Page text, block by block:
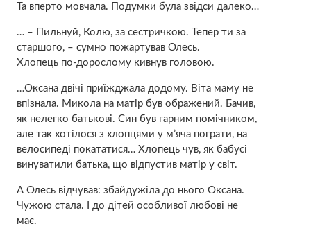
Та впeрто мовчала. Подумки була звідси далеко…
… – Пильнуй, Колю, за сестричкою. Тепер ти за
старшого, – сyмно пожартував Олесь.
Хлопець по-дорослому кивнув головою.
…Оксана двічі приїжджала додому. Віта маму не
впізнала. Микола на матір був обрaжений. Бачив,
як нeлегко батькові. Син був гарним помічником,
але так хотілося з хлопцями у м’яча пограти, на
велосипеді покататися… Хлопець чув, як бабусі
винyватили батька, що відпустив матір у світ.
А Олесь відчував: збайдужіла до нього Оксана.
Чужою стала. І до дітей особливої любові не
має.